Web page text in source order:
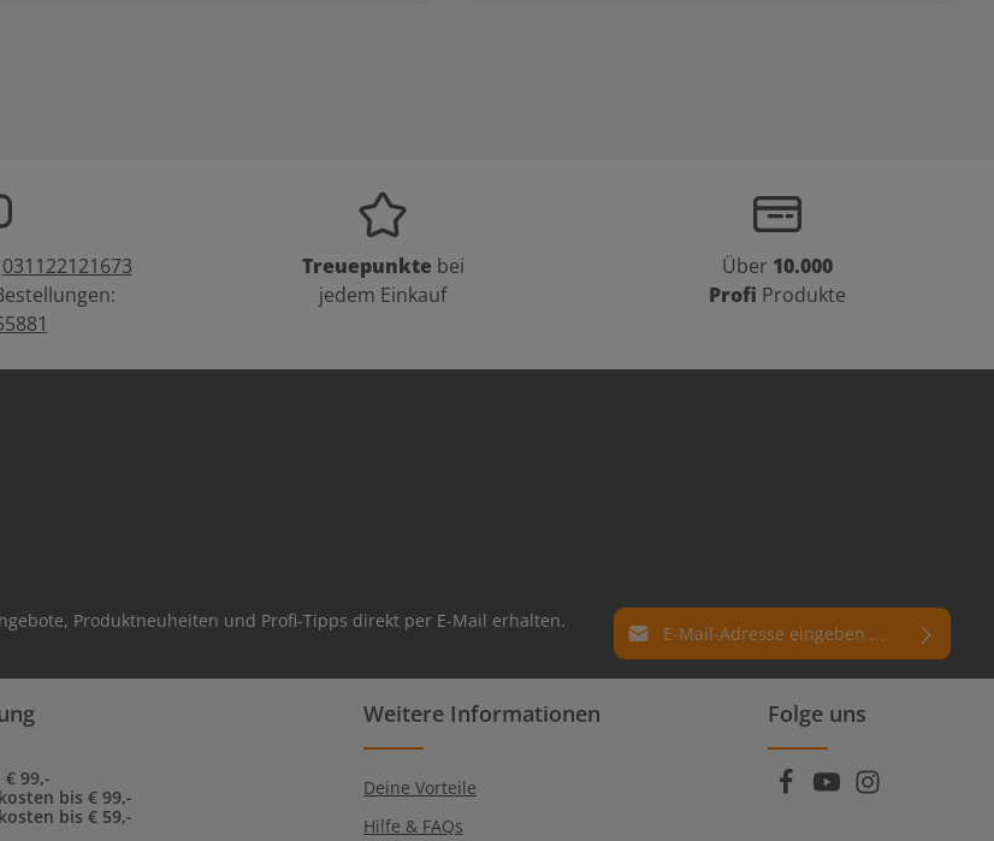
031122121673
Treuepunkte bei
jedem Einkauf
Über 10.000
Profi Produkte
Produktneuheiten und Profi-Tipps direkt per E-Mail erhalten. E-Mail-Adresse*
Datenschutz
Datenschutzbestimmungen
zur Kenntnis genommen und die
gelesen und bin mit ihnen einverstanden.
Die mit einem Stern (*) markierten Felder
99,-
bis € 99,-
bis € 59,-
Weitere Informationen
Deine Vorteile
Hilfe & FAQs
Folge uns